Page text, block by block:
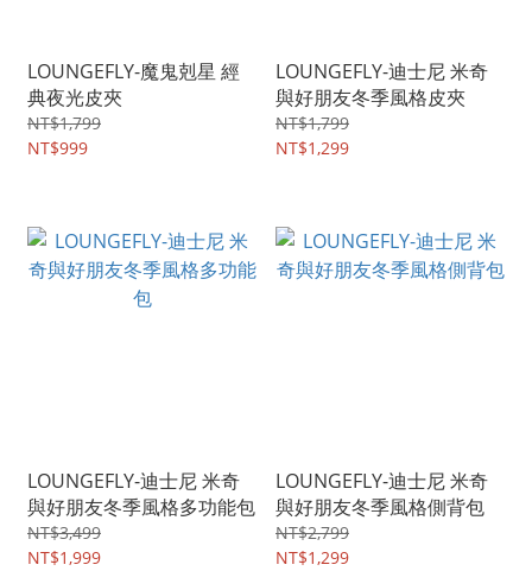
LOUNGEFLY-魔鬼剋星 經
典夜光皮夾
NT$1,799
NT$999
LOUNGEFLY-迪士尼 米奇
與好朋友冬季風格皮夾
NT$1,799
NT$1,299
LOUNGEFLY-迪士尼 米奇
與好朋友冬季風格多功能包
NT$3,499
NT$1,999
LOUNGEFLY-迪士尼 米奇
與好朋友冬季風格側背包
NT$2,799
NT$1,299